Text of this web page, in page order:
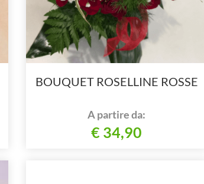
BOUQUET ROSELLINE ROSSE
A partire da:
€ 34,90